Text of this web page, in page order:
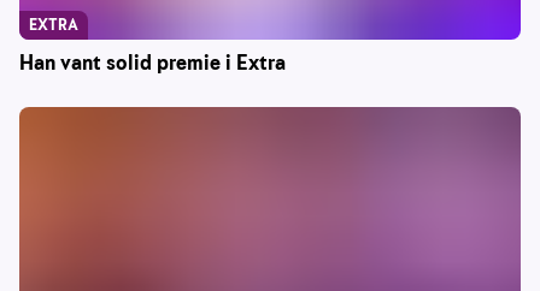
Han vant solid premie i Extra
EXTRA